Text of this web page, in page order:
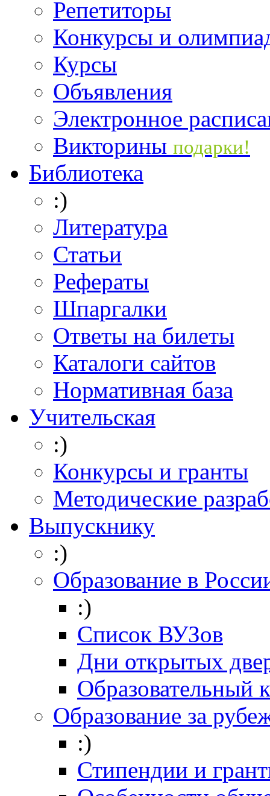
Репетиторы
Конкурсы и
Курсы
Объявления
Электронное
Викторины подарки!
Библиотека
:)
Литература
Статьи
Рефераты
Шпаргалки
Ответы на билеты
Каталоги сайтов
Нормативная база
Учительская
:)
Конкурсы и гранты
Методические
Выпускнику
:)
Образование в
:)
Список ВУЗов
Дни открытых
Образовательный
Образование за
:)
Стипендии и